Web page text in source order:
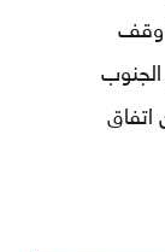
وقف